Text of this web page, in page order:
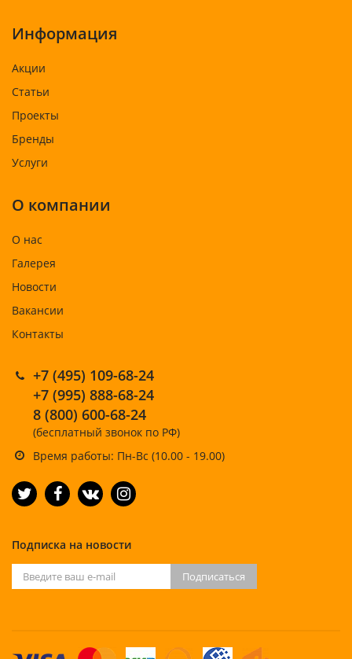
Информация
Акции
Статьи
Проекты
Бренды
Услуги
О компании
О нас
Галерея
Новости
Вакансии
Контакты
+7 (495) 109-68-24
+7 (995) 888-68-24
8 (800) 600-68-24
(бесплатный звонок по РФ)
Время работы: Пн-Вс (10.00 - 19.00)
Подписка на новости
Подписаться